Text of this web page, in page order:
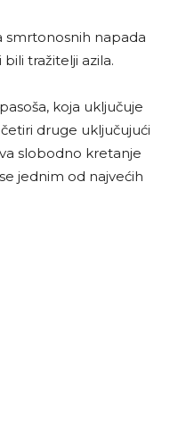
smrtonosnih napada
tražitelji azila.
koja uključuje
druge uključujući
slobodno kretanje
jednim od najvećih